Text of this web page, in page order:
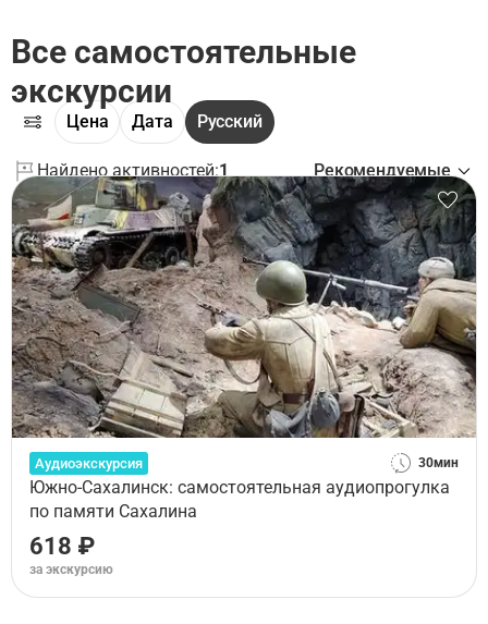
Все самостоятельные
экскурсии
Цена Дата Русский
Найдено активностей:1 Рекомендуемые
Аудиоэкскурсия 30мин
Южно-Сахалинск: самостоятельная аудиопрогулка
по памяти Сахалина
618 ₽
за экскурсию